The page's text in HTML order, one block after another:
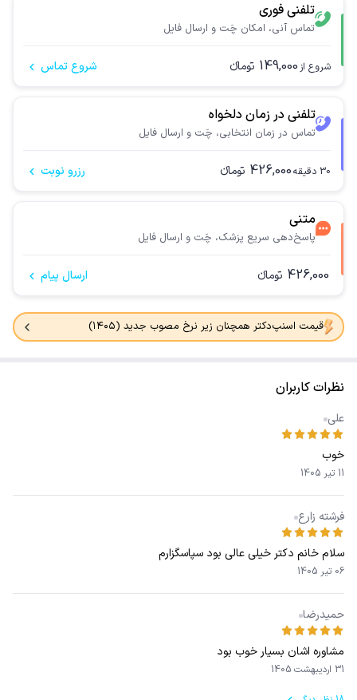
تلفنی فوری
تماس آنی، امکان چَت و ارسال فایل
شروع از 149,000 تومانء شروع تماس
تلفنی در زمان دلخواه
تماس در زمان انتخابی، چَت و ارسال فایل
30 دقیقه426,000 تومانء رزرو نوبت
متنی
پاسخ‌دهی سریع پزشک، چَت و ارسال فایل
426,000 تومانء ارسال پیام
قیمت اسنپ‌دکتر همچنان زیر نرخ مصوب جدید (۱۴۰۵)
نظرات کاربران
علی
خوب
11 تیر 1405
فرشته زارع
سلام خانم دکتر خیلی عالی بود سپاسگزارم
06 تیر 1405
حمیدرضا
مشاوره اشان بسیار خوب بود
31 اردیبهشت 1405